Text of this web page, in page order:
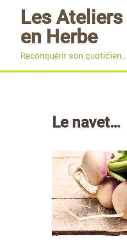
contenu
Les Ateliers
en Herbe
Reconquérir son quotidien…
Le navet…